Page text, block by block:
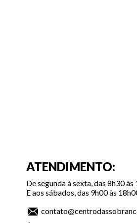
ATENDIMENTO:
De segunda à sexta, das 8h30 às
E aos sábados, das 9h00 às